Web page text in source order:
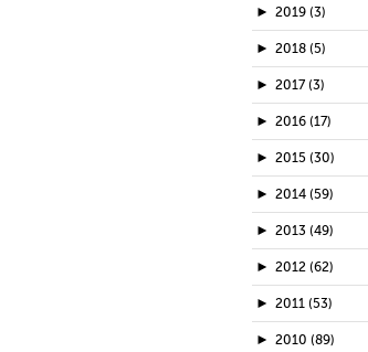
► 2019 (3)
► 2018 (5)
► 2017 (3)
► 2016 (17)
► 2015 (30)
► 2014 (59)
► 2013 (49)
► 2012 (62)
► 2011 (53)
► 2010 (89)